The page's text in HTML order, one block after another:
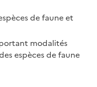
de faune et
modalités
espèces de faune